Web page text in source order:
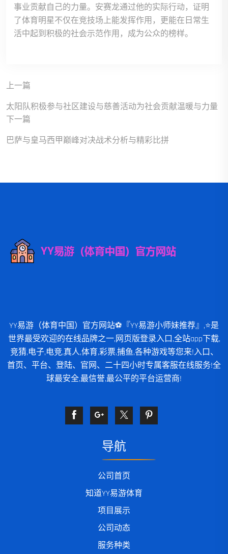
事业贡献自己的力量。安赛龙通过他的实际行动，证明
了体育明星不仅在竞技场上能发挥作用，更能在日常生
活中起到积极的社会示范作用，成为公众的榜样。
上一篇
太阳队积极参与社区建设与慈善活动为社会贡献温暖与力量
下一篇
巴萨与皇马西甲巅峰对决战术分析与精彩比拼
YY易游（体育中国）官方网站⚽️『YY易游小师妹推荐』,⭐️是
世界最受欢迎的在线品牌之一,网页版登录入口,全站app下载,
竞猜,电子,电竞,真人,体育,彩票,捕鱼,各种游戏等您来!入口、
首页、平台、登陆、官网、二十四小时专属客服在线服务!全
球最安全,最信誉,最公平的平台运营商!
导航
公司首页
知道YY易游体育
项目展示
公司动态
服务种类